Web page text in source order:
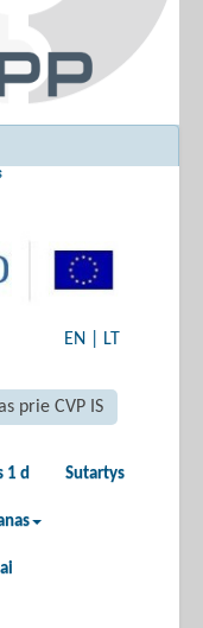
EN LT
prie CVP IS
1 d Sutartys